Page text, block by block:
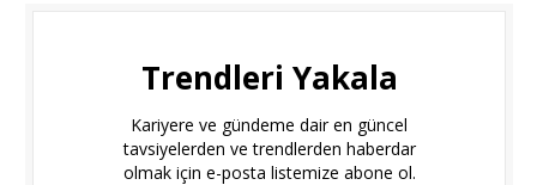
Trendleri Yakala
Kariyere ve gündeme dair en güncel
tavsiyelerden ve trendlerden haberdar
olmak için e-posta listemize abone ol.